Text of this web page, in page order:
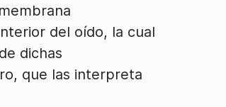
del oído, la cual
dichas
que las interpreta